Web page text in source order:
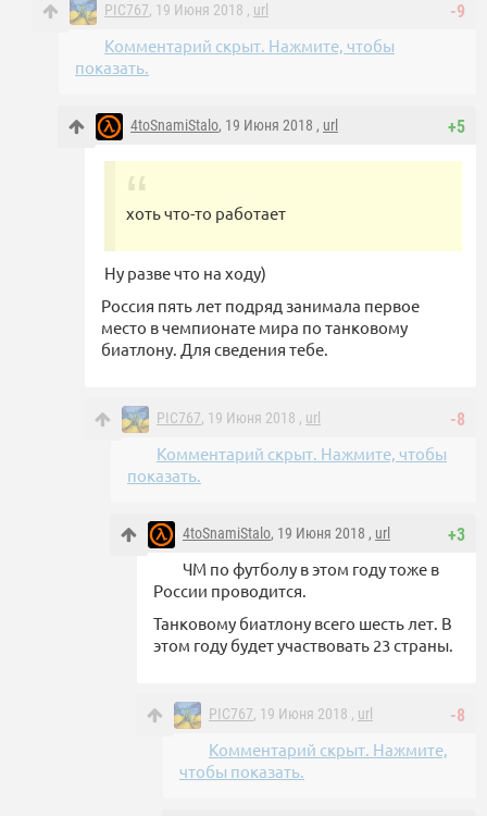
-9
PIC767, 19 Июня 2018 , url
Комментарий скрыт. Нажмите, чтобы
показать.
+5
4toSnamiStalo, 19 Июня 2018 , url
хоть что-то работает
Ну разве что на ходу)
Россия пять лет подряд занимала первое
место в чемпионате мира по танковому
биатлону. Для сведения тебе.
-8
PIC767, 19 Июня 2018 , url
Комментарий скрыт. Нажмите, чтобы
показать.
+3
4toSnamiStalo, 19 Июня 2018 , url
ЧМ по футболу в этом году тоже в
России проводится.
Танковому биатлону всего шесть лет. В
этом году будет участвовать 23 страны.
-8
PIC767, 19 Июня 2018 , url
Комментарий скрыт. Нажмите,
чтобы показать.